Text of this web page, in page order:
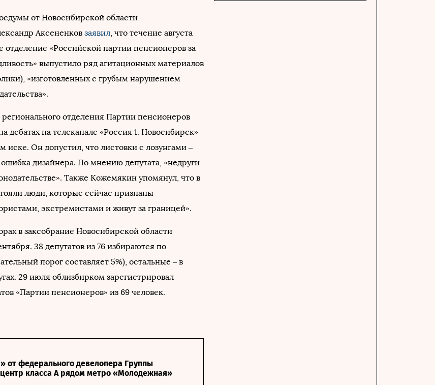
от Новосибирской области
Аксененков заявил, что течение августа
отделение «Российской партии пенсионеров за
выпустило ряд агитационных материалов
«изготовленных с грубым нарушением
регионального отделения Партии пенсионеров
дебатах на телеканале «Россия 1. Новосибирск»
иске. Он допустил, что листовки с лозунгами –
дизайнера. По мнению депутата, «недруги
Также Кожемякин упомянул, что в
люди, которые сейчас признаны
экстремистами и живут за границей».
в заксобрание Новосибирской области
38 депутатов из 76 избираются по
порог составляет 5%), остальные – в
29 июля облизбирком зарегистрировал
«Партии пенсионеров» из 69 человек.
от федерального девелопера Группы
класса А рядом метро «Молодежная»